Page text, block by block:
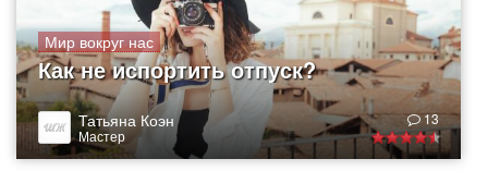
Мир вокруг нас
Как не испортить отпуск?
Татьяна Коэн
Мастер
13